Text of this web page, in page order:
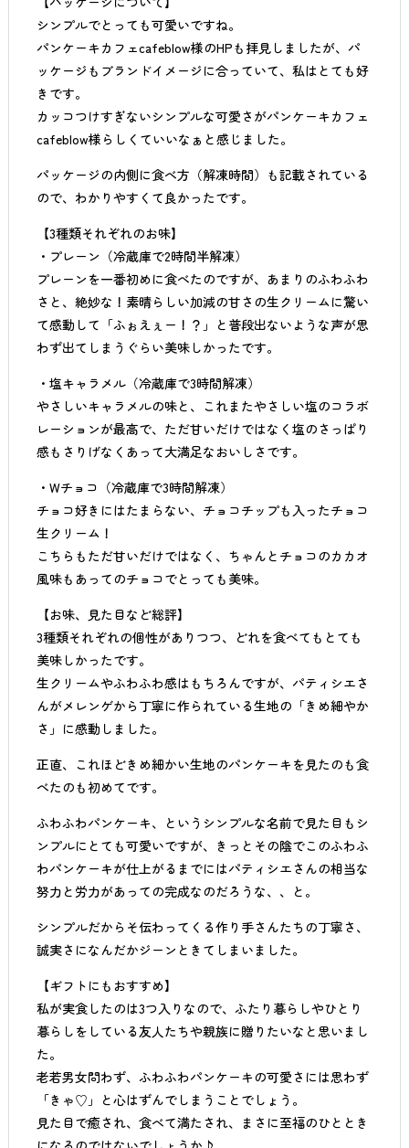
シンプルでとっても可愛いですね。
パンケーキカフェcafeblow様のHPも拝見しましたが、パ
ッケージもブランドイメージに合っていて、私はとても好
きです。
カッコつけすぎないシンプルな可愛さがパンケーキカフェ
cafeblow様らしくていいなぁと感じました。
パッケージの内側に食べ方（解凍時間）も記載されている
ので、わかりやすくて良かったです。
【3種類それぞれのお味】
・プレーン（冷蔵庫で2時間半解凍）
プレーンを一番初めに食べたのですが、あまりのふわふわ
さと、絶妙な！素晴らしい加減の甘さの生クリームに驚い
て感動して「ふぉえぇー！？」と普段出ないような声が思
わず出てしまうぐらい美味しかったです。
・塩キャラメル（冷蔵庫で3時間解凍）
やさしいキャラメルの味と、これまたやさしい塩のコラボ
レーションが最高で、ただ甘いだけではなく塩のさっぱり
感もさりげなくあって大満足なおいしさです。
・Wチョコ（冷蔵庫で3時間解凍）
チョコ好きにはたまらない、チョコチップも入ったチョコ
生クリーム！
こちらもただ甘いだけではなく、ちゃんとチョコのカカオ
風味もあってのチョコでとっても美味。
【お味、見た目など総評】
3種類それぞれの個性がありつつ、どれを食べてもとても
美味しかったです。
生クリームやふわふわ感はもちろんですが、パティシエさ
んがメレンゲから丁寧に作られている生地の「きめ細やか
さ」に感動しました。
正直、これほどきめ細かい生地のパンケーキを見たのも食
べたのも初めてです。
ふわふわパンケーキ、というシンプルな名前で見た目もシ
ンプルにとても可愛いですが、きっとその陰でこのふわふ
わパンケーキが仕上がるまでにはパティシエさんの相当な
努力と労力があっての完成なのだろうな、、と。
シンプルだからそ伝わってくる作り手さんたちの丁寧さ、
誠実さになんだかジーンときてしまいました。
【ギフトにもおすすめ】
私が実食したのは3つ入りなので、ふたり暮らしやひとり
暮らしをしている友人たちや親族に贈りたいなと思いまし
た。
老若男女問わず、ふわふわパンケーキの可愛さには思わず
「きゃ♡」と心はずんでしまうことでしょう。
見た目で癒され、食べて満たされ、まさに至福のひととき